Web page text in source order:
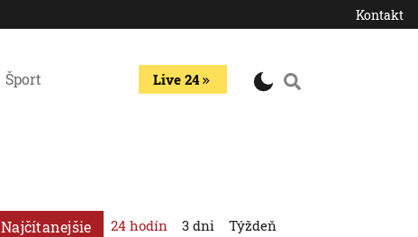
Kontakt
Šport Live 24
Najčítanejšie 24 hodín 3 dni Týždeň